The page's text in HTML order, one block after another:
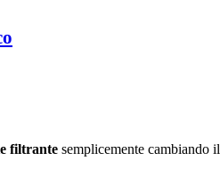
filtrante semplicemente cambiando